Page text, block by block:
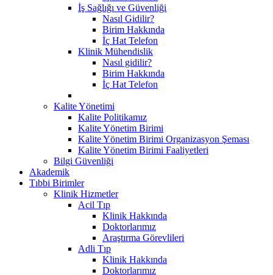
İş Sağlığı ve Güvenliği
Nasıl Gidilir?
Birim Hakkında
İç Hat Telefon
Klinik Mühendislik
Nasıl gidilir?
Birim Hakkında
İç Hat Telefon
Kalite Yönetimi
Kalite Politikamız
Kalite Yönetim Birimi
Kalite Yönetim Birimi Organizasyon Şeması
Kalite Yönetim Birimi Faaliyetleri
Bilgi Güvenliği
Akademik
Tıbbi Birimler
Klinik Hizmetler
Acil Tıp
Klinik Hakkında
Doktorlarımız
Araştırma Görevlileri
Adli Tıp
Klinik Hakkında
Doktorlarımız